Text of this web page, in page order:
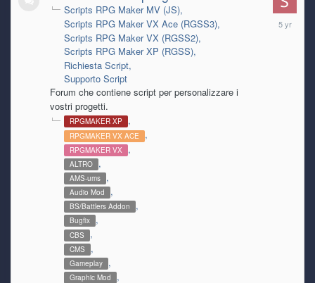
Scripts RPG Maker MV (JS)
Scripts RPG Maker VX Ace (RGSS3)
Scripts RPG Maker VX (RGSS2)
Scripts RPG Maker XP (RGSS)
Richiesta Script
Supporto Script
Forum che contiene script per personalizzare i
vostri progetti.
RPGMAKER XP
RPGMAKER VX ACE
RPGMAKER VX
ALTRO
AMS-ums
Audio Mod
BS/Battlers Addon
Bugfix
CBS
CMS
Gameplay
Graphic Mod
March
31,